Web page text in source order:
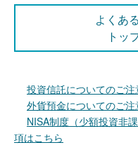
よくあ
トッ
投資信託についてのご
外貨預金についてのご
NISA制度（少額投資非
項はこちら